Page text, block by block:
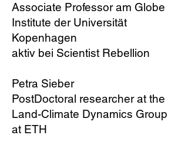
Associate Professor am Globe
Institute der Universität
Kopenhagen
aktiv bei Scientist Rebellion
Petra Sieber
PostDoctoral researcher at the
Land-Climate Dynamics Group
at ETH